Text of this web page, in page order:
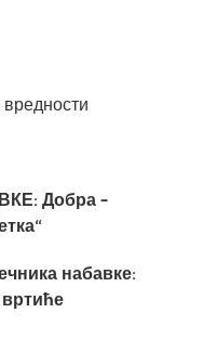
:Добра–
набавке: